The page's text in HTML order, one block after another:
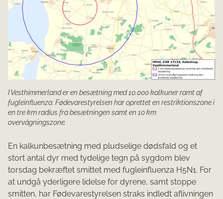
I Vesthimmerland er en besætning med 10.000 kalkuner ramt af
fugleinfluenza. Fødevarestyrelsen har oprettet en restriktionszone i
en tre km radius fra besætningen samt en 10 km
overvågningszone.
En kalkunbesætning med pludselige dødsfald og et
stort antal dyr med tydelige tegn på sygdom blev
torsdag bekræftet smittet med fugleinfluenza H5N1. For
at undgå yderligere lidelse for dyrene, samt stoppe
smitten, har Fødevarestyrelsen straks indledt aflivningen